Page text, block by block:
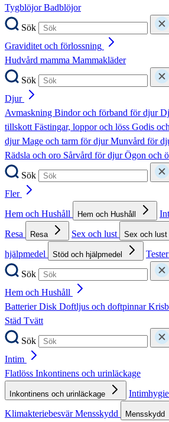
TygblöjorBadblöjor
Sök
Graviditet och förlossning
Hudvård mamma Mammakläder
Sök
Djur
Avmaskning Bindor och förband för djur
tillskottFästingar, loppor och löss Godis
djurMage och tarm för djurMunvård för
Rädsla och oro Sårvård för djurÖgon och
Sök
Fler
Hem och Hushåll
Hem och Hushåll
Resa
Resa Sex och lust Sex och lust
hjälpmedel
Stöd och hjälpmedel
Sök
Hem och Hushåll
BatterierDisk Doftljus och doftpinnar
Städ Tvätt
Sök
Intim
Flatlöss Inkontinens och urinläckage
Inkontinens och urinläckage
KlimakteriebesvärMensskydd Mensskydd